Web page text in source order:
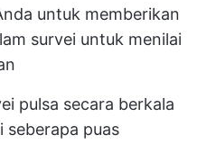
untuk memberikan
survei untuk menilai
pulsa secara berkala
seberapa puas